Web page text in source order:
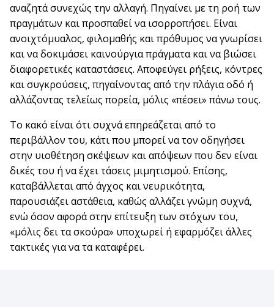
αναζητά συνεχώς την αλλαγή. Πηγαίνει με τη ροή των
πραγμάτων και προσπαθεί να ισορροπήσει. Είναι
ανοιχτόμυαλος, φιλομαθής και πρόθυμος να γνωρίσει
και να δοκιμάσει καινούργια πράγματα και να βιώσει
διαφορετικές καταστάσεις. Αποφεύγει ρήξεις, κόντρες
και συγκρούσεις, πηγαίνοντας από την πλάγια οδό ή
αλλάζοντας τελείως πορεία, μόλις «πέσει» πάνω τους.
Το κακό είναι ότι συχνά επηρεάζεται από το
περιβάλλον του, κάτι που μπορεί να τον οδηγήσει
στην υιοθέτηση σκέψεων και απόψεων που δεν είναι
δικές του ή να έχει τάσεις μιμητισμού. Επίσης,
καταβάλλεται από άγχος και νευρικότητα,
παρουσιάζει αστάθεια, καθώς αλλάζει γνώμη συχνά,
ενώ όσον αφορά στην επίτευξη των στόχων του,
«μόλις δει τα σκούρα» υποχωρεί ή εφαρμόζει άλλες
τακτικές για να τα καταφέρει.